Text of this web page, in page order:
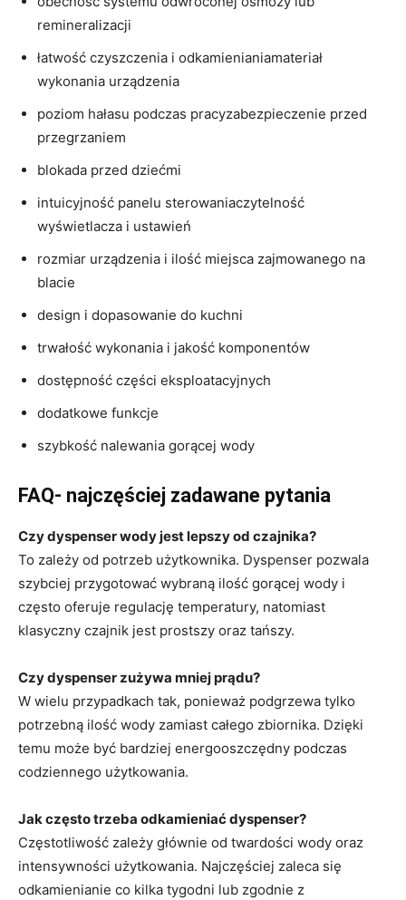
remineralizacji
łatwość czyszczenia i odkamienianiamateriał
wykonania urządzenia
poziom hałasu podczas pracyzabezpieczenie przed
przegrzaniem
blokada przed dziećmi
intuicyjność panelu sterowaniaczytelność
wyświetlacza i ustawień
rozmiar urządzenia i ilość miejsca zajmowanego na
blacie
design i dopasowanie do kuchni
trwałość wykonania i jakość komponentów
dostępność części eksploatacyjnych
dodatkowe funkcje
szybkość nalewania gorącej wody
FAQ- najczęściej zadawane pytania
Czy dyspenser wody jest lepszy od czajnika?
To zależy od potrzeb użytkownika. Dyspenser pozwala
szybciej przygotować wybraną ilość gorącej wody i
często oferuje regulację temperatury, natomiast
klasyczny czajnik jest prostszy oraz tańszy.
Czy dyspenser zużywa mniej prądu?
W wielu przypadkach tak, ponieważ podgrzewa tylko
potrzebną ilość wody zamiast całego zbiornika. Dzięki
temu może być bardziej energooszczędny podczas
codziennego użytkowania.
Jak często trzeba odkamieniać dyspenser?
Częstotliwość zależy głównie od twardości wody oraz
intensywności użytkowania. Najczęściej zaleca się
odkamienianie co kilka tygodni lub zgodnie z